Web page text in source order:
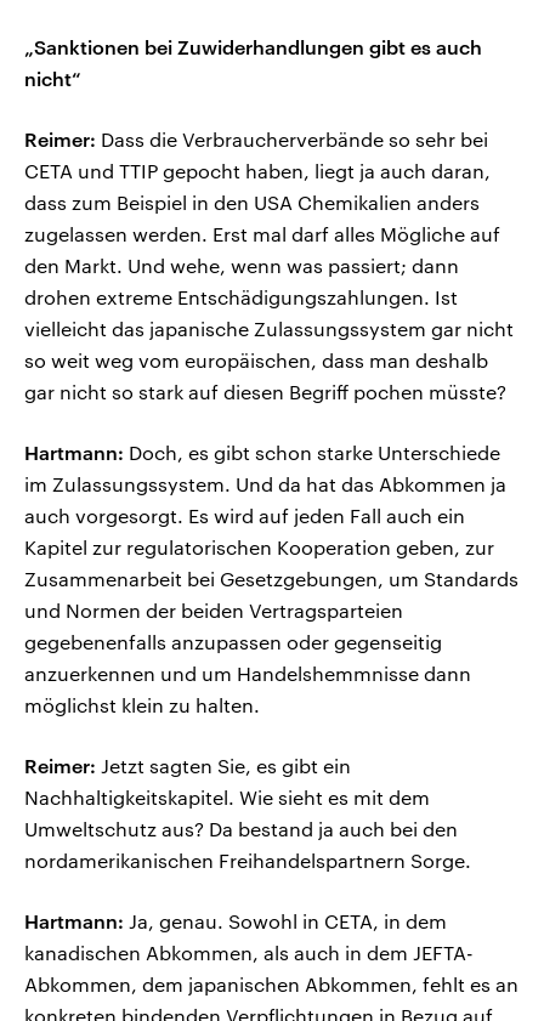
„Sanktionen bei Zuwiderhandlungen gibt es auch
nicht“
Reimer: Dass die Verbraucherverbände so sehr bei
CETA und TTIP gepocht haben, liegt ja auch daran,
dass zum Beispiel in den USA Chemikalien anders
zugelassen werden. Erst mal darf alles Mögliche auf
den Markt. Und wehe, wenn was passiert; dann
drohen extreme Entschädigungszahlungen. Ist
vielleicht das japanische Zulassungssystem gar nicht
so weit weg vom europäischen, dass man deshalb
gar nicht so stark auf diesen Begriff pochen müsste?
Hartmann: Doch, es gibt schon starke Unterschiede
im Zulassungssystem. Und da hat das Abkommen ja
auch vorgesorgt. Es wird auf jeden Fall auch ein
Kapitel zur regulatorischen Kooperation geben, zur
Zusammenarbeit bei Gesetzgebungen, um Standards
und Normen der beiden Vertragsparteien
gegebenenfalls anzupassen oder gegenseitig
anzuerkennen und um Handelshemmnisse dann
möglichst klein zu halten.
Reimer: Jetzt sagten Sie, es gibt ein
Nachhaltigkeitskapitel. Wie sieht es mit dem
Umweltschutz aus? Da bestand ja auch bei den
nordamerikanischen Freihandelspartnern Sorge.
Hartmann: Ja, genau. Sowohl in CETA, in dem
kanadischen Abkommen, als auch in dem JEFTA-
Abkommen, dem japanischen Abkommen, fehlt es an
konkreten bindenden Verpflichtungen in Bezug auf